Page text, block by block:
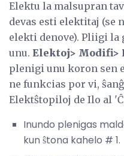
Elektu la malsupran
devas esti elektitaj (se
elekti denove). Pliigi la
unu. Elektoj> Modifi>
plenigi unu koron sen
ne funkcias por vi,
Elektŝtopiloj de Ilo al
Inundo plenigas
kun ŝtona kahelo # 1.